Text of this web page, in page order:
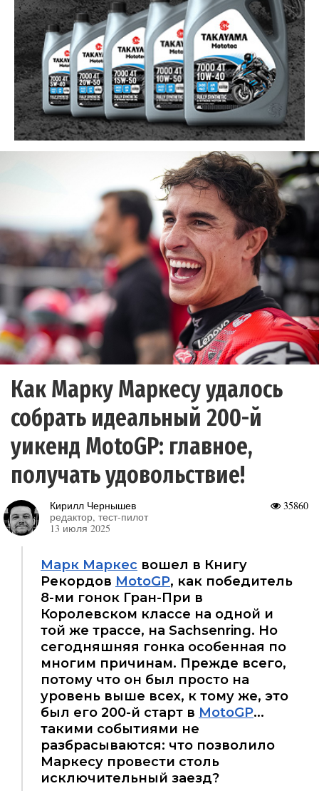
Как Марку Маркесу удалось
собрать идеальный 200-й
уикенд MotoGP: главное,
получать удовольствие!
35860
Кирилл Чернышев
редактор, тест-пилот
13 июля 2025
Марк Маркес вошел в Книгу
Рекордов MotoGP, как победитель
8-ми гонок Гран-При в
Королевском классе на одной и
той же трассе, на Sachsenring. Но
сегодняшняя гонка особенная по
многим причинам. Прежде всего,
потому что он был просто на
уровень выше всех, к тому же, это
был его 200-й старт в MotoGP...
такими событиями не
разбрасываются: что позволило
Маркесу провести столь
исключительный заезд?